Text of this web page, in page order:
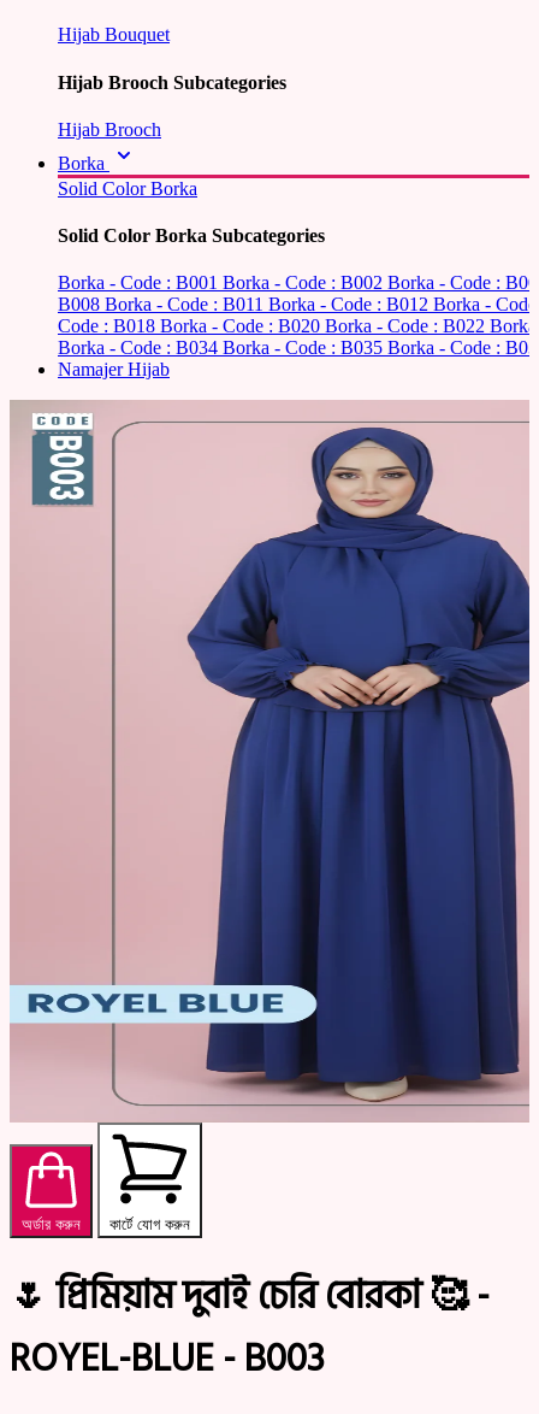
Hijab Bouquet
Hijab Brooch Subcategories
Hijab Brooch
Borka
Solid Color Borka
Solid Color Borka Subcategories
Borka - Code : B001 Borka - Code : B002 Borka - Code :
B008 Borka - Code : B011 Borka - Code : B012 Borka -
Code : B018 Borka - Code : B020 Borka - Code : B022
Borka - Code : B034 Borka - Code : B035 Borka - Code :
Namajer Hijab
অর্ডার করুন কার্টে যোগ করুন
🌷 প্রিমিয়াম দুবাই চেরি বোরকা 🥰 -
ROYEL-BLUE - B003